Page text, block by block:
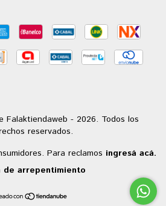
Falaktiendaweb - 2026. Todos los
reservados.
Para reclamos ingresá acá.
de arrepentimiento